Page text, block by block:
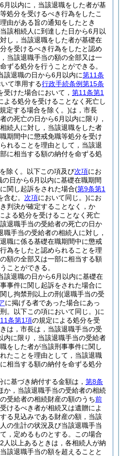
月以内に，当該退職をした者が基
処分を受けるべき行為をしたこ
由がある旨の通知をしたとき
該相続人に到達した日から6月以
し，当該退職をした者が基礎在
を受けるべき行為をしたと認め
当該退職手当の額の全部又は一
ずる処分を行うことができる。
該退職の日から6月以内に第11条
て準用する行政手続条例第15条
けた場合において， 第11条第1
よる処分を受けることなく死亡し
定する場合を除く。)は，市長
の死亡の日から6月以内に限り，
続人に対し，当該退職をした者
期間中に懲戒免職等処分を受け
れることを理由として，当該退
に相当する額の納付を命ずる処
除く。以下この項及び次項にお
の日から6月以内に基礎在職期間
関し起訴をされた場合(第9条第1
む。 次項において同じ。)にお
判決が確定することなく，か
よる処分を受けることなく死亡
退職手当の受給者の死亡の日か
職手当の受給者の相続人に対し，
職に係る基礎在職期間中に懲戒
為をしたと認められることを理
額の全部又は一部に相当する額
ことができる。
該退職の日から6月以内に基礎在
事件に関し起訴をされた場合に
し拘禁刑以上の刑(退職手当の受
に掲げる者であった場合にあっ
。以下この項において同じ。)に
条第1項の規定による処分を受
は，市長は，当該退職手当の受
内に限り，当該退職手当の受給者
をした者が当該刑事事件に関し
たことを理由として，当該退職
相当する額の納付を命ずる処分
に基づき納付する金額は， 第8条
か，当該退職手当の受給者の相続
受給者の相続財産の額のうち前
けるべき者が相続又は遺贈によ
る見込みである財産の額，当該
の生計の状況及び当該退職手当
，定めるものとする。
この場合
人以上あるときは，各相続人が納
該退職手当の額を超えることと